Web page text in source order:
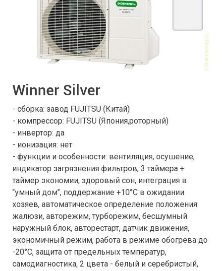
Winner Silver
- сборка: завод FUJITSU (Китай)
- компрессор: FUJITSU (Япония,роторный)
- инвертор: да
- ионизация: нет
- функции и особенности: вентиляция, осушение,
индикатор загрязнения фильтров, 3 таймера +
таймер экономии, здоровый сон, интеграция в
"умный дом", поддержание +10°С в ожидании
хозяев, автоматическое определение положения
жалюзи, авторежим, турборежим, бесшумный
наружный блок, авторестарт, датчик движения,
экономичный режим, работа в режиме обогрева до
-20°С, защита от предельных температур,
самодиагностика, 2 цвета - белый и серебристый,